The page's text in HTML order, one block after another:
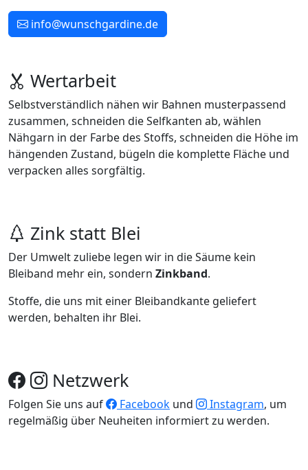
info@wunschgardine.de
Wertarbeit
Selbstverständlich nähen wir Bahnen musterpassend
zusammen, schneiden die Selfkanten ab, wählen
Nähgarn in der Farbe des Stoffs, schneiden die Höhe im
hängenden Zustand, bügeln die komplette Fläche und
verpacken alles sorgfältig.
Zink statt Blei
Der Umwelt zuliebe legen wir in die Säume kein
Bleiband mehr ein, sondern Zinkband.
Stoffe, die uns mit einer Bleibandkante geliefert
werden, behalten ihr Blei.
Netzwerk
Folgen Sie uns auf Facebook und Instagram, um
regelmäßig über Neuheiten informiert zu werden.